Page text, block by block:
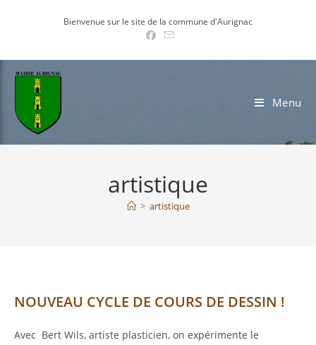
Bienvenue sur le site de la commune d'Aurignac
Menu
artistique
> artistique
NOUVEAU CYCLE DE COURS DE DESSIN !
Avec Bert Wils, artiste plasticien, on expérimente le